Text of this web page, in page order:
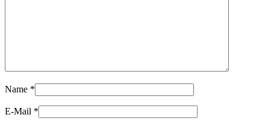
Name *
E-Mail *